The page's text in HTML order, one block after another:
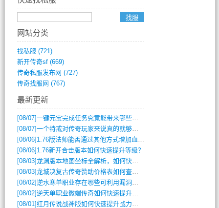
网站分类
找私服 (721)
新开传奇sf(669)
传奇私服发布网 (727)
传奇找服网 (767)
最新更新
[08/07]一键元宝完成任务究竟能带来哪些超值优势？
[08/07]一个特戒对传奇玩家来说真的就够用了吗？
[08/06] 1.76版法师能否通过其他方式增加血量？
[08/06] 1.76新开合击版本如何快速提升等级？
[08/03]龙渊版本地图坐标全解析，如何快速定位BOSS位置？
[08/03]龙城决复古传奇赞助价格表如何查询？
[08/02]逆水寒单职业存在哪些可利用漏洞？如何快速提升战力？
[08/02]逆天单职业微端传奇如何快速提升战力？新手必看攻略
[08/01]红月传说战神版如何快速提升战力？新手攻略全解析？